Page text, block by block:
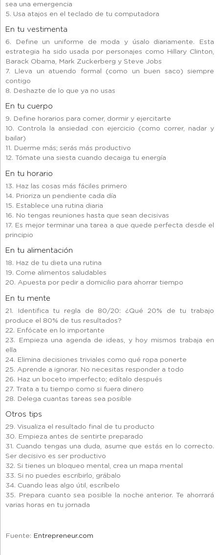
sea una emergencia
5. Usa atajos en el teclado de tu computadora
En tu vestimenta
6. Define un uniforme de moda y úsalo diariamente. Esta
estrategia ha sido usada por personajes como Hillary Clinton,
Barack Obama, Mark Zuckerberg y Steve Jobs
7. Lleva un atuendo formal (como un buen saco) siempre
contigo
8. Deshazte de lo que ya no usas
En tu cuerpo
9. Define horarios para comer, dormir y ejercitarte
10. Controla la ansiedad con ejercicio (como correr, nadar y
bailar)
11. Duerme más; serás más productivo
12. Tómate una siesta cuando decaiga tu energía
En tu horario
13. Haz las cosas más fáciles primero
14. Prioriza un pendiente cada día
15. Establece una rutina diaria
16. No tengas reuniones hasta que sean decisivas
17. Es mejor terminar una tarea a que quede perfecta desde el
principio
En tu alimentación
18. Haz de tu dieta una rutina
19. Come alimentos saludables
20. Apuesta por pedir a domicilio para ahorrar tiempo
En tu mente
21. Identifica tu regla de 80/20: ¿Qué 20% de tu trabajo
produce el 80% de tus resultados?
22. Enfócate en lo importante
23. Empieza una agenda de ideas, y hoy mismos trabaja en
ella
24. Elimina decisiones triviales como qué ropa ponerte
25. Aprende a ignorar. No necesitas responder a todo
26. Haz un boceto imperfecto; edítalo después
27. Trata a tu tiempo como si fuera dinero
28. Delega cuantas tareas sea posible
Otros tips
29. Visualiza el resultado final de tu producto
30. Empieza antes de sentirte preparado
31. Cuando tengas una duda, asume que estás en lo correcto.
Ser decisivo es ser productivo
32. Si tienes un bloqueo mental, crea un mapa mental
33. Si no puedes escribirlo, grábalo
34. Cuando leas algo útil, escríbelo
35. Prepara cuanto sea posible la noche anterior. Te ahorrará
varias horas en tu jornada
Fuente: Entrepreneur.com